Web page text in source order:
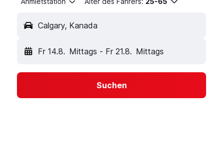
Calgary, Kanada
Fr 14.8. Mittags - Fr 21.8. Mittags
Suchen